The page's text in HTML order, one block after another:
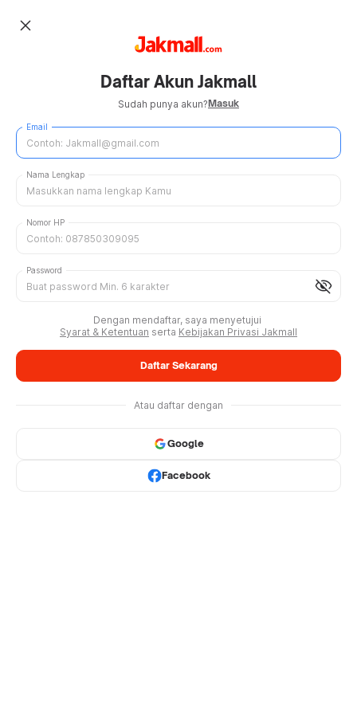
close
Daftar Akun Jakmall
Sudah punya akun?Masuk
Email
Nama Lengkap
Nomor HP
visibility_off
Password
Dengan mendaftar, saya menyetujui
Syarat & Ketentuan serta Kebijakan Privasi Jakmall
Daftar Sekarang
Atau daftar dengan
Google
Facebook